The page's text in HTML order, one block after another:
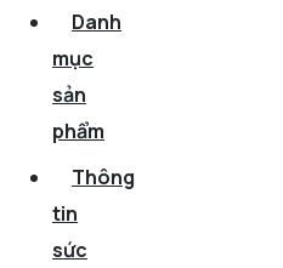
Danh
mục
sản
phẩm
Thông
tin
sức